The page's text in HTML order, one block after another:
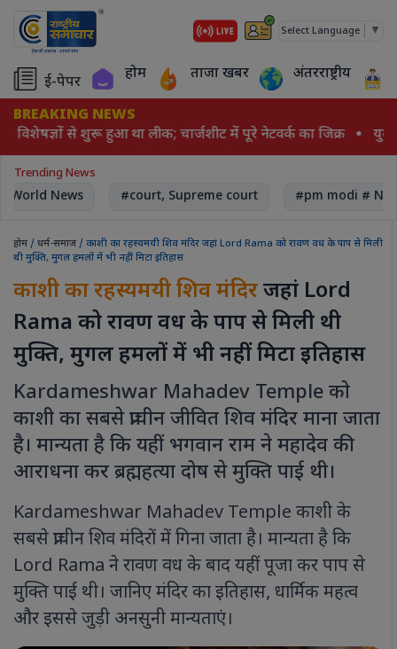
Select Language ▼
ई-पेपर होम ताजा खबर अंतरराष्ट्रीय
BREAKING NEWS
विशेषज्ञों से शुरू हुआ था लीक; चार्जशीट में पूरे नेटवर्क का जिक्र
Trending News
World News #court, Supreme court #pm modi #
होम / धर्म-समाज / काशी का रहस्यमयी शिव मंदिर जहां Lord Rama को रावण वध के पाप से मिली
थी मुक्ति, मुगल हमलों में भी नहीं मिटा इतिहास
काशी का रहस्यमयी शिव मंदिरजहां Lord
Rama को रावण वध के पाप से मिली थी
मुक्ति, मुगल हमलों में भी नहीं मिटा इतिहास
Kardameshwar Mahadev Temple को
काशी का सबसे प्राचीन जीवित शिव मंदिर माना जाता
है। मान्यता है कि यहीं भगवान राम ने महादेव की
आराधना कर ब्रह्महत्या दोष से मुक्ति पाई थी।
Kardameshwar Mahadev Temple काशी के
सबसे प्राचीन शिव मंदिरों में गिना जाता है। मान्यता है कि
Lord Rama ने रावण वध के बाद यहीं पूजा कर पाप से
मुक्ति पाई थी। जानिए मंदिर का इतिहास, धार्मिक महत्व
और इससे जुड़ी अनसुनी मान्यताएं।